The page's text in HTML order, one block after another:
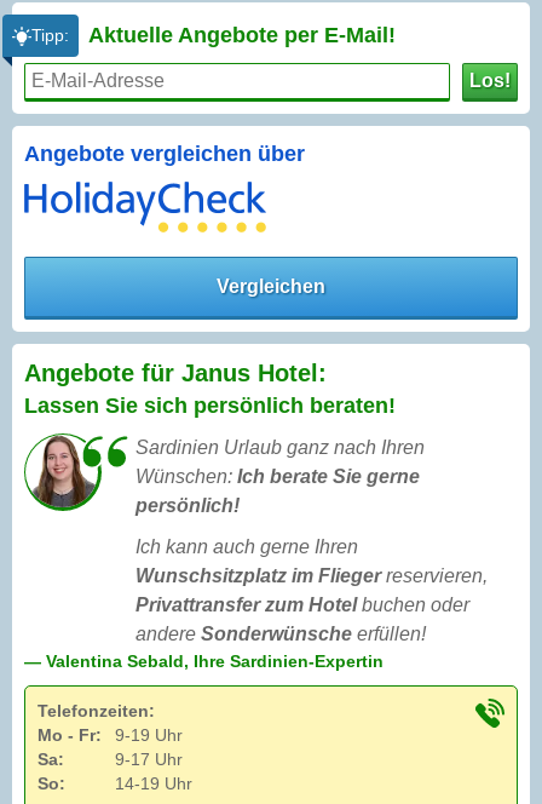
Tipp: Aktuelle Angebote per E-Mail!
Los!
Angebote vergleichen über
Vergleichen
Angebote für Janus Hotel:
Lassen Sie sich persönlich beraten!
Sardinien Urlaub ganz nach Ihren
Wünschen: Ich berate Sie gerne
persönlich!
Ich kann auch gerne Ihren
Wunschsitzplatz im Fliegerreservieren,
Privattransfer zum Hotelbuchen oder
andere Sonderwünsche erfüllen!
— Valentina Sebald, Ihre Sardinien-Expertin
Telefonzeiten:
Mo - Fr:
9-19 Uhr
Sa:
9-17 Uhr
So:
14-19 Uhr